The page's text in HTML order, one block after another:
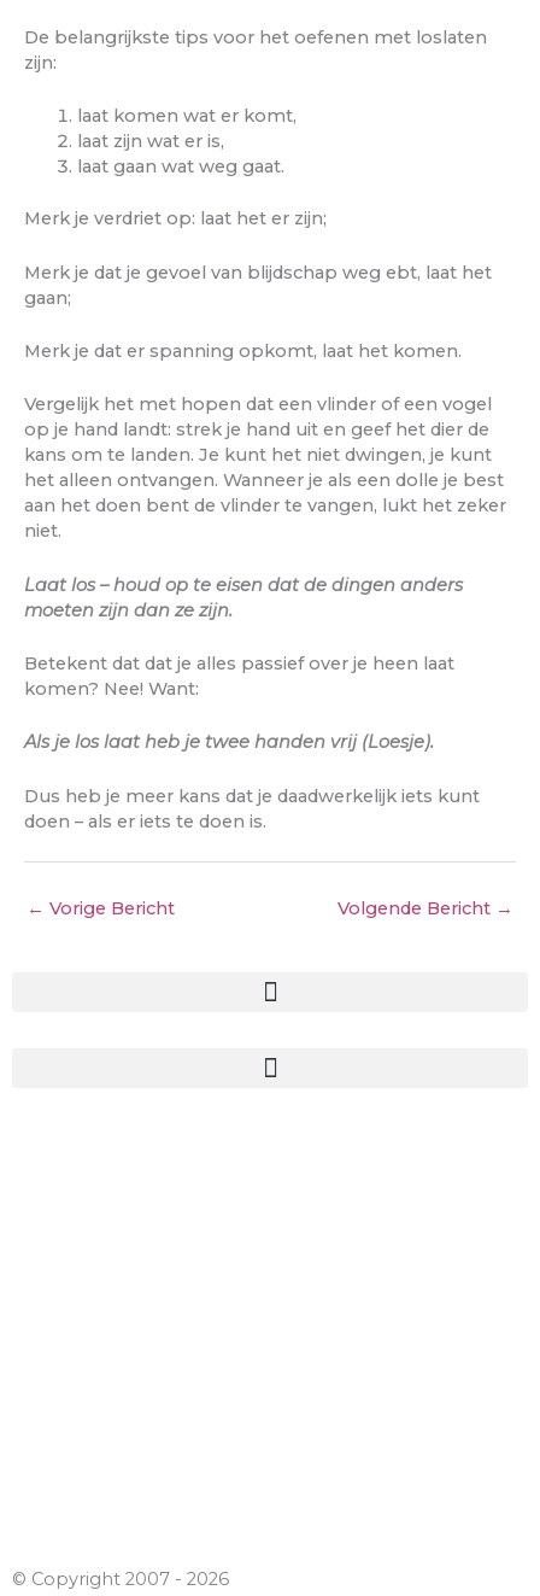
De belangrijkste tips voor het oefenen met loslaten
zijn:
laat komen wat er komt,
laat zijn wat er is,
laat gaan wat weg gaat.
Merk je verdriet op: laat het er zijn;
Merk je dat je gevoel van blijdschap weg ebt, laat het
gaan;
Merk je dat er spanning opkomt, laat het komen.
Vergelijk het met hopen dat een vlinder of een vogel
op je hand landt: strek je hand uit en geef het dier de
kans om te landen. Je kunt het niet dwingen, je kunt
het alleen ontvangen. Wanneer je als een dolle je best
aan het doen bent de vlinder te vangen, lukt het zeker
niet.
Laat los – houd op te eisen dat de dingen anders
moeten zijn dan ze zijn.
Betekent dat dat je alles passief over je heen laat
komen? Nee! Want:
Als je los laat heb je twee handen vrij (Loesje).
Dus heb je meer kans dat je daadwerkelijk iets kunt
doen – als er iets te doen is.
← Vorige Bericht Volgende Bericht →
© Copyright​ 2007 - 2026